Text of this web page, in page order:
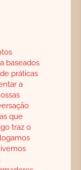
baseados
práticas
a
que
traz o